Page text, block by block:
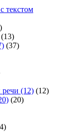
текстом
(13)
(37)
речи (12) (12)
(20)